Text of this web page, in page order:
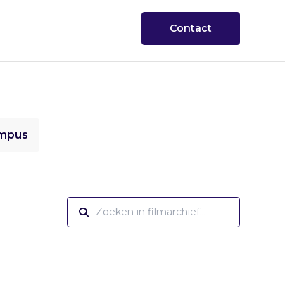
Contact